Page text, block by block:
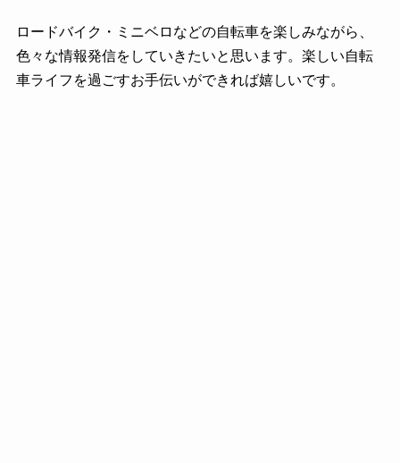
ロードバイク・ミニベロなどの自転車を楽しみながら、
色々な情報発信をしていきたいと思います。楽しい自転
車ライフを過ごすお手伝いができれば嬉しいです。